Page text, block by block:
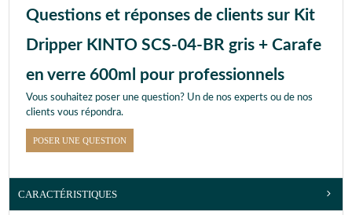
Questions et réponses de clients sur Kit
Dripper KINTO SCS-04-BR gris + Carafe
en verre 600ml pour professionnels
Vous souhaitez poser une question? Un de nos experts ou de nos
clients vous répondra.
POSER UNE QUESTION
CARACTÉRISTIQUES